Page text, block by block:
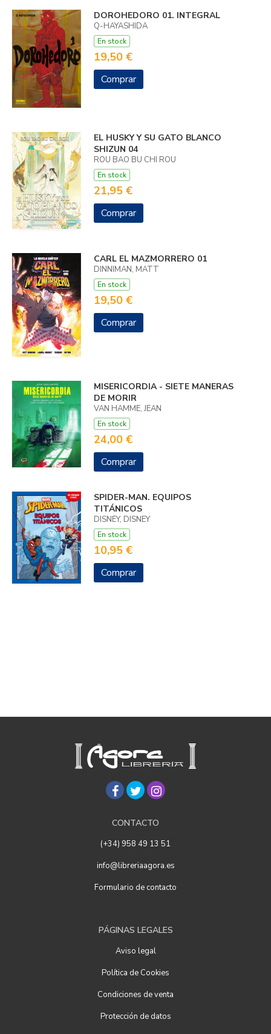
DOROHEDORO 01. INTEGRAL
Q-HAYASHIDA
En stock
19,50 €
Comprar
EL HUSKY Y SU GATO BLANCO
SHIZUN 04
ROU BAO BU CHI ROU
En stock
21,95 €
Comprar
CARL EL MAZMORRERO 01
DINNIMAN, MATT
En stock
19,50 €
Comprar
MISERICORDIA - SIETE MANERAS
DE MORIR
VAN HAMME, JEAN
En stock
24,00 €
Comprar
SPIDER-MAN. EQUIPOS
TITÁNICOS
DISNEY, DISNEY
En stock
10,95 €
Comprar
CONTACTO
(+34) 958 49 13 51
info@libreriaagora.es
Formulario de contacto
PÁGINAS LEGALES
Aviso legal
Política de Cookies
Condiciones de venta
Protección de datos